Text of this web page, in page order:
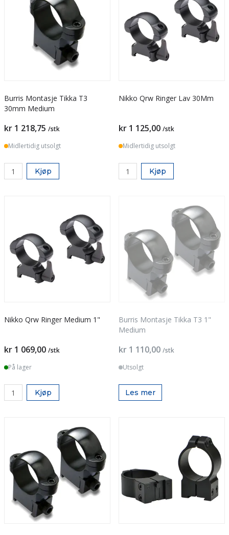
Burris Montasje Tikka T3
30mm Medium
kr 1 218,75 /stk
Midlertidig utsolgt
Kjøp
Nikko Qrw Ringer Lav 30Mm
kr 1 125,00 /stk
Midlertidig utsolgt
Kjøp
Nikko Qrw Ringer Medium 1"
kr 1 069,00 /stk
På lager
Kjøp
Burris Montasje Tikka T3 1"
Medium
kr 1 110,00 /stk
Utsolgt
Les mer